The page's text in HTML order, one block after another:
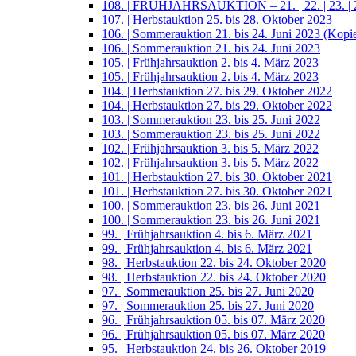
108. | FRÜHJAHRSAUKTION – 21. | 22. | 23. |
107. | Herbstauktion 25. bis 28. Oktober 2023
106. | Sommerauktion 21. bis 24. Juni 2023
106. | Sommerauktion 21. bis 24. Juni 2023
105. | Frühjahrsauktion 2. bis 4. März 2023
105. | Frühjahrsauktion 2. bis 4. März 2023
104. | Herbstauktion 27. bis 29. Oktober 2022
104. | Herbstauktion 27. bis 29. Oktober 2022
103. | Sommerauktion 23. bis 25. Juni 2022
103. | Sommerauktion 23. bis 25. Juni 2022
102. | Frühjahrsauktion 3. bis 5. März 2022
102. | Frühjahrsauktion 3. bis 5. März 2022
101. | Herbstauktion 27. bis 30. Oktober 2021
101. | Herbstauktion 27. bis 30. Oktober 2021
100. | Sommerauktion 23. bis 26. Juni 2021
100. | Sommerauktion 23. bis 26. Juni 2021
99. | Frühjahrsauktion 4. bis 6. März 2021
99. | Frühjahrsauktion 4. bis 6. März 2021
98. | Herbstauktion 22. bis 24. Oktober 2020
98. | Herbstauktion 22. bis 24. Oktober 2020
97. | Sommerauktion 25. bis 27. Juni 2020
97. | Sommerauktion 25. bis 27. Juni 2020
96. | Frühjahrsauktion 05. bis 07. März 2020
96. | Frühjahrsauktion 05. bis 07. März 2020
95. | Herbstauktion 24. bis 26. Oktober 2019